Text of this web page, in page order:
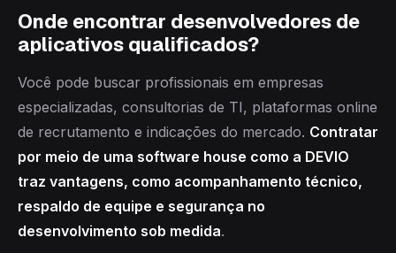
Onde encontrar desenvolvedores de
aplicativos qualificados?
Você pode buscar profissionais em empresas
especializadas, consultorias de TI, plataformas online
de recrutamento e indicações do mercado. Contratar
por meio de uma software house como a DEVIO
traz vantagens, como acompanhamento técnico,
respaldo de equipe e segurança no
desenvolvimento sob medida.